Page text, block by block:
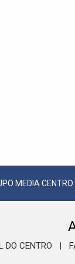
MEDIA CENTRO
DO CENTRO